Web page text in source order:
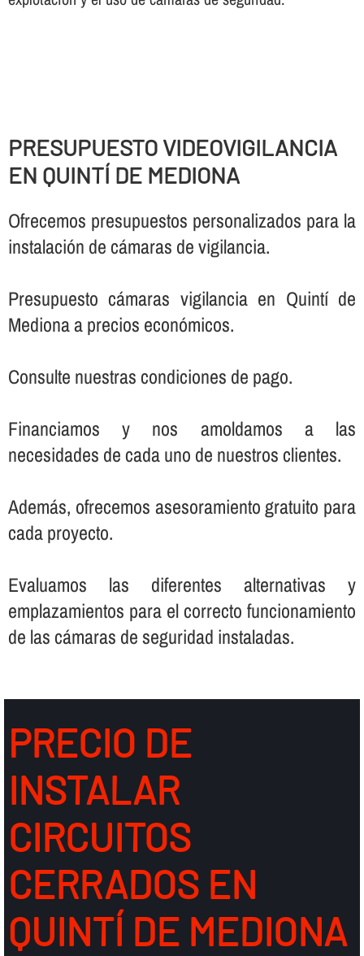
PRESUPUESTO VIDEOVIGILANCIA
EN QUINTÍ DE MEDIONA
Ofrecemos presupuestos personalizados para la
instalación de cámaras de vigilancia.
Presupuesto cámaras vigilancia en Quintí de
Mediona a precios económicos.
Consulte nuestras condiciones de pago.
Financiamos y nos amoldamos a las
necesidades de cada uno de nuestros clientes.
Además, ofrecemos asesoramiento gratuito para
cada proyecto.
Evaluamos las diferentes alternativas y
emplazamientos para el correcto funcionamiento
de las cámaras de seguridad instaladas.
PRECIO DE
INSTALAR
CIRCUITOS
CERRADOS EN
QUINTÍ DE MEDIONA